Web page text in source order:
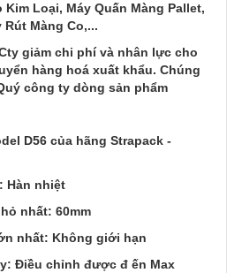
Kim Loại, Máy Quấn Màng Pallet,
Rút Màng Co,...
giảm chi phí và nhân lực cho
hàng hoá xuất khẩu. Chúng
công ty dòng sản phẩm
D56 của hãng Strapack -
Hàn nhiệt
nhất: 60mm
nhất: Không giới hạn
Điều chỉnh được đ ến Max